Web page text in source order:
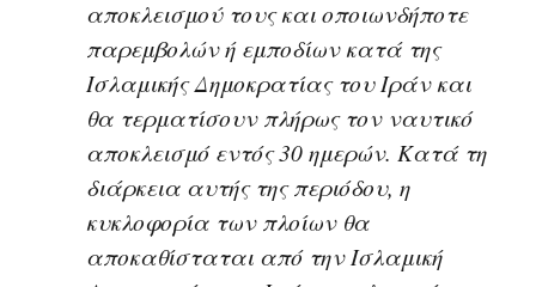
αποκλεισμού τους και οποιωνδήποτε
παρεμβολών ή εμποδίων κατά της
Ισλαμικής Δημοκρατίας του Ιράν και
θα τερματίσουν πλήρως τον ναυτικό
αποκλεισμό εντός 30 ημερών. Κατά τη
διάρκεια αυτής της περιόδου, η
κυκλοφορία των πλοίων θα
αποκαθίσταται από την Ισλαμική